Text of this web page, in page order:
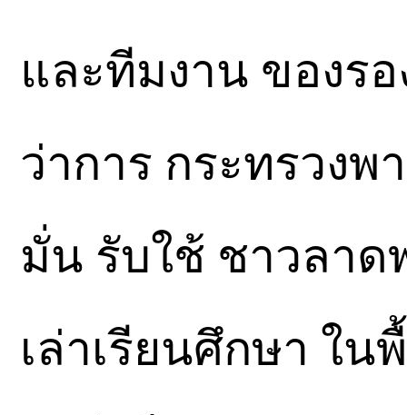
และทีมงาน ของร
ว่าการ กระทรวง
มั่น รับใช้ ชาวลาด
เล่าเรียนศึกษา ใน